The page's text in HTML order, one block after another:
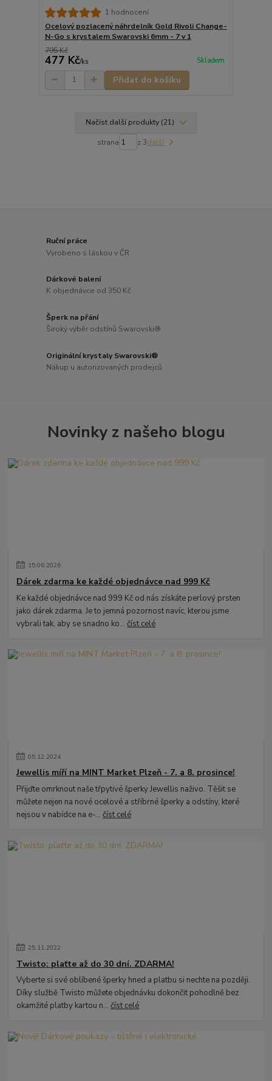
1 hodnocení
Ocelový pozlacený náhrdelník Gold Rivoli Change-
N-Go s krystalem Swarovski 6mm - 7 v 1
795 Kč
477 Kč/ks Skladem
Přidat do košíku
Načíst další produkty (21)
strana z 3další
Ruční práce
Vyrobeno s láskou v ČR
Dárkové balení
K objednávce od 350 Kč
Šperk na přání
Široký výběr odstínů Swarovski®
Originální krystaly Swarovski®
Nákup u autorizovaných prodejců
Novinky z našeho blogu
15.06.2026
Dárek zdarma ke každé objednávce nad 999 Kč
Ke každé objednávce nad 999 Kč od nás získáte perlový prsten
jako dárek zdarma. Je to jemná pozornost navíc, kterou jsme
vybrali tak, aby se snadno ko...číst celé
05.12.2024
Jewellis míří na MINT Market Plzeň - 7. a 8. prosince!
Přijďte omrknout naše třpytivé šperky Jewellis naživo. Těšit se
můžete nejen na nové ocelové a stříbrné šperky a odstíny, které
nejsou v nabídce na e-...číst celé
25.11.2022
Twisto: plaťte až do 30 dní. ZDARMA!
Vyberte si své oblíbené šperky hned a platbu si nechte na později.
Díky službě Twisto můžete objednávku dokončit pohodlně bez
okamžité platby kartou n...číst celé